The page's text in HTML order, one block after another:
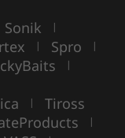
Sonik |
| Spro |
|
| Tiross
|